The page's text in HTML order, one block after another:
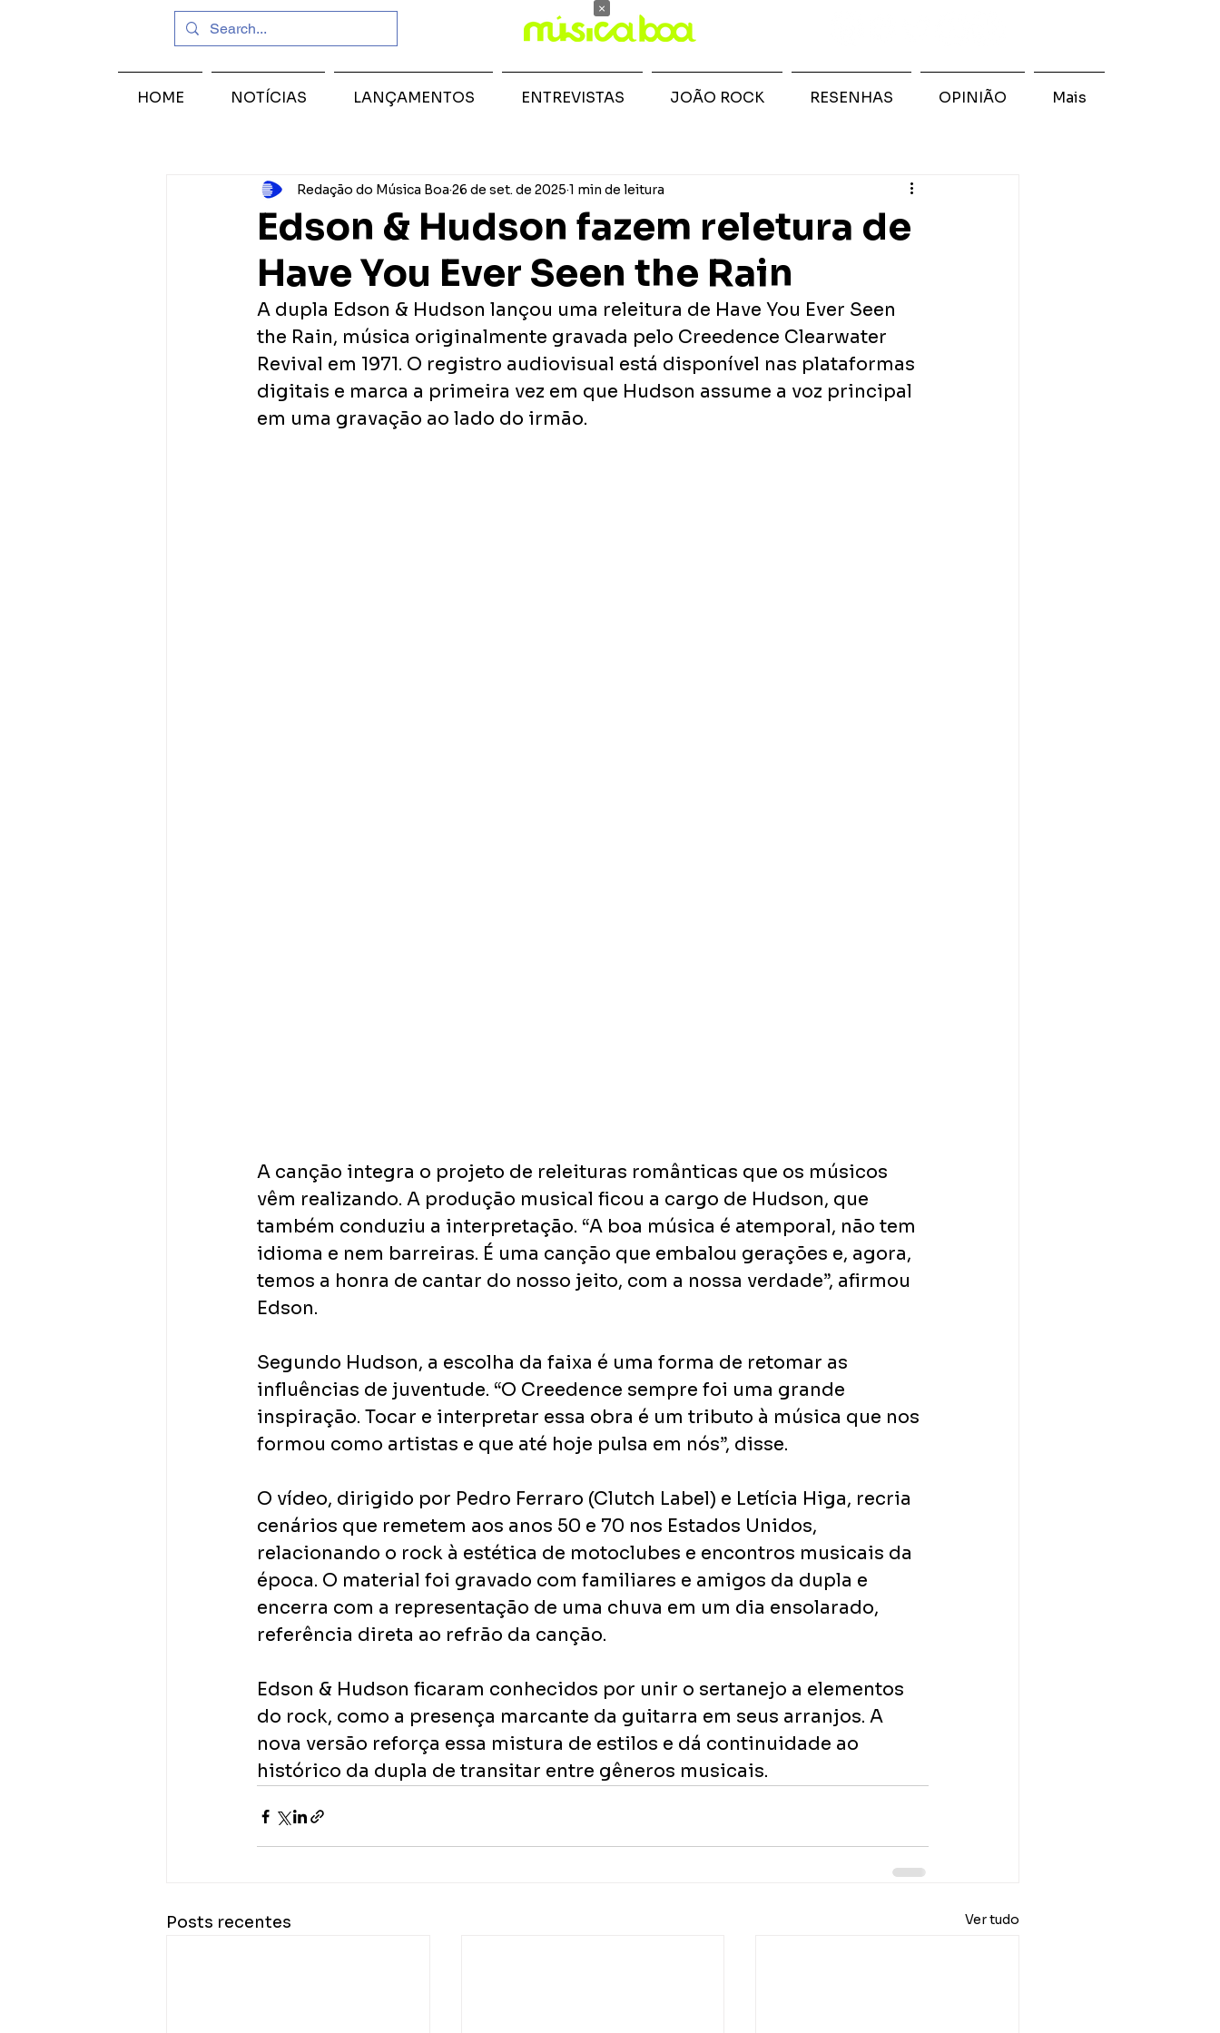
Edson & Hudson fazem reletura de
Have You Ever Seen the Rain
Redação do Música Boa 26 de set. de 2025 1 min de leitura
A dupla Edson & Hudson lançou uma releitura de Have You Ever Seen
the Rain, música originalmente gravada pelo Creedence Clearwater
Revival em 1971. O registro audiovisual está disponível nas plataformas
digitais e marca a primeira vez em que Hudson assume a voz principal
em uma gravação ao lado do irmão.
A canção integra o projeto de releituras românticas que os músicos
vêm realizando. A produção musical ficou a cargo de Hudson, que
também conduziu a interpretação. “A boa música é atemporal, não tem
idioma e nem barreiras. É uma canção que embalou gerações e, agora,
temos a honra de cantar do nosso jeito, com a nossa verdade”, afirmou
Edson.
Segundo Hudson, a escolha da faixa é uma forma de retomar as
influências de juventude. “O Creedence sempre foi uma grande
inspiração. Tocar e interpretar essa obra é um tributo à música que nos
formou como artistas e que até hoje pulsa em nós”, disse.
O vídeo, dirigido por Pedro Ferraro (Clutch Label) e Letícia Higa, recria
cenários que remetem aos anos 50 e 70 nos Estados Unidos,
relacionando o rock à estética de motoclubes e encontros musicais da
época. O material foi gravado com familiares e amigos da dupla e
encerra com a representação de uma chuva em um dia ensolarado,
referência direta ao refrão da canção.
Edson & Hudson ficaram conhecidos por unir o sertanejo a elementos
do rock, como a presença marcante da guitarra em seus arranjos. A
nova versão reforça essa mistura de estilos e dá continuidade ao
histórico da dupla de transitar entre gêneros musicais.
Posts recentes Ver tudo
HOME NOTÍCIAS LANÇAMENTOS ENTREVISTAS JOÃO ROCK RESENHAS OPINIÃO Mais
×